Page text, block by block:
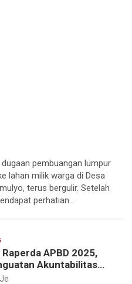
pembuangan lumpur
lahan milik warga di Desa
terus bergulir. Setelah
perhatian…
APBD 2025,
Akuntabilitas
Lampung